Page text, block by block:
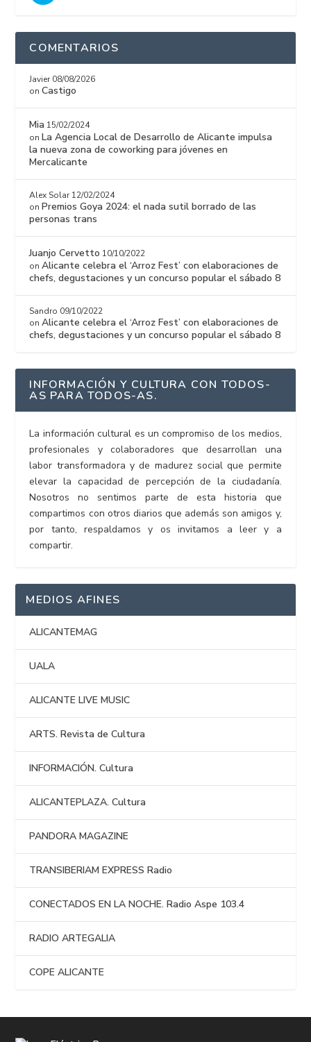
COMENTARIOS
Javier 08/08/2026
onCastigo
Mia 15/02/2024
onLa Agencia Local de Desarrollo de Alicante impulsa
la nueva zona de coworking para jóvenes en
Mercalicante
Alex Solar 12/02/2024
onPremios Goya 2024: el nada sutil borrado de las
personas trans
Juanjo Cervetto 10/10/2022
onAlicante celebra el ‘Arroz Fest’ con elaboraciones de
chefs, degustaciones y un concurso popular el sábado 8
Sandro 09/10/2022
onAlicante celebra el ‘Arroz Fest’ con elaboraciones de
chefs, degustaciones y un concurso popular el sábado 8
INFORMACIÓN Y CULTURA CON TODOS-
AS PARA TODOS-AS.
La información cultural es un compromiso de los medios,
profesionales y colaboradores que desarrollan una
labor transformadora y de madurez social que permite
elevar la capacidad de percepción de la ciudadanía.
Nosotros no sentimos parte de esta historia que
compartimos con otros diarios que además son amigos y,
por tanto, respaldamos y os invitamos a leer y a
compartir.
MEDIOS AFINES
ALICANTEMAG
UALA
ALICANTE LIVE MUSIC
ARTS. Revista de Cultura
INFORMACIÓN. Cultura
ALICANTEPLAZA. Cultura
PANDORA MAGAZINE
TRANSIBERIAM EXPRESS Radio
CONECTADOS EN LA NOCHE. Radio Aspe 103.4
RADIO ARTEGALIA
COPE ALICANTE